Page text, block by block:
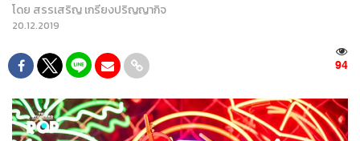
โดย สรรเสริญ เกรียงปริญญากิจ
20.12.2019
94